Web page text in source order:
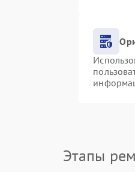
Этапы